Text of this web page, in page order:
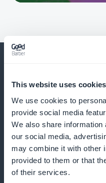
This website uses cookies
We use cookies to
provide social media
We also share
our social media,
may combine it with other
provided to them or that
of their services.
Och mycket,